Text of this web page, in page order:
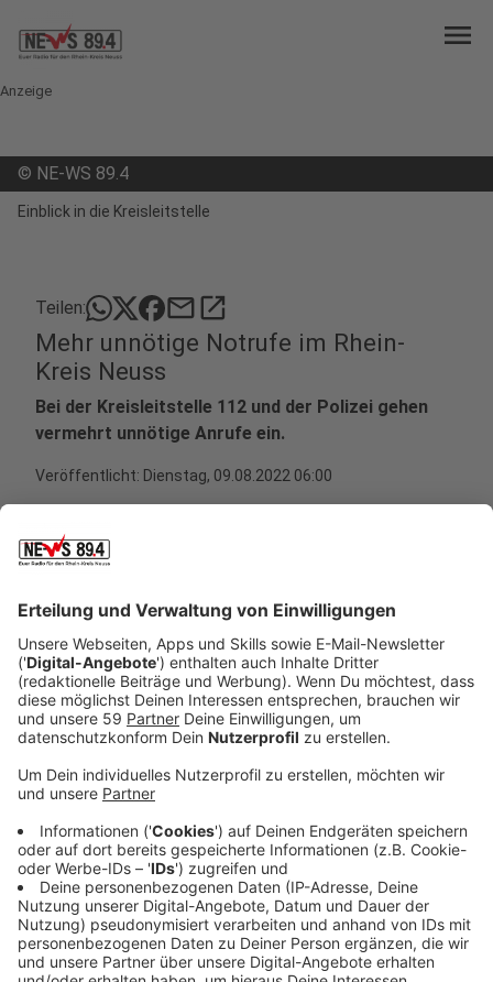
menu
Anzeige
© NE-WS 89.4
Einblick in die Kreisleitstelle
Teilen: mailopen_in_new
Mehr unnötige Notrufe im Rhein-
Kreis Neuss
Bei der Kreisleitstelle 112 und der Polizei gehen
vermehrt unnötige Anrufe ein.
Veröffentlicht: Dienstag, 09.08.2022 06:00
Anzeige
Die Mitarbeiter in der Kreisleitstelle und der Polizei
sind genervt. Immer öfter werden sie mit unnötigen
Anrufen konfrontiert. Die Folge: Es gibt dadurch auch
mehr unnötige Einsätze und die Leitungen sind für
wirkliche Notfälle blockiert.
Hier ein paar Beispiele für unnötige Anrufe:
-Können Sie mein verlorenes Handy orten?
-Ich habe einen verletzten Vogel gefunden?
-Wurde mein Portemonnaie gefunden?
-Hier wird eine Taube von drei Rabe gemobbt?